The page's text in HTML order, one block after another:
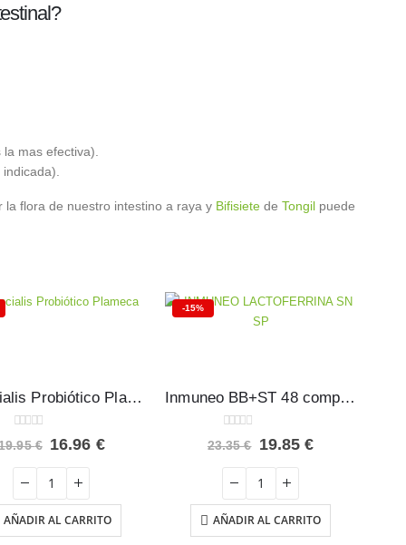
mas efectiva).
flora de nuestro intestino a raya y Bifisiete de Tongil puede
Esencialis Probiótico Plameca 60 cápsulas
0out of 5
€ El
original
era:
19.95 €.
16.96 €El
16.96 €.
AÑADIR AL CARRITO
-15%
Inmuneo BB+ST 48 comprimidos
0out of 5
23.35€ El
original
era:
23.35 €.
19.85€El
19.85 €.
AÑADIR AL CARRITO